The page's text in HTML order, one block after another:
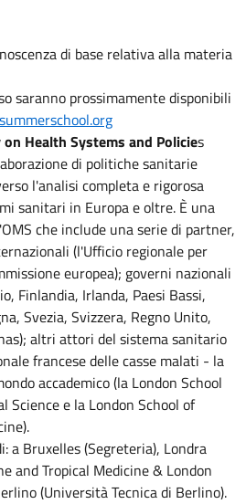
di base relativa alla materia
saranno prossimamente disponibili
on Health Systems and Policies
di politiche sanitarie
l'analisi completa e rigorosa
sanitari in Europa e oltre. È una
che include una serie di partner,
(l'Ufficio regionale per
europea); governi nazionali
Finlandia, Irlanda, Paesi Bassi,
Svezia, Svizzera, Regno Unito,
altri attori del sistema sanitario
francese delle casse malati - la
accademico (la London School
Science e la London School of
a Bruxelles (Segreteria), Londra
and Tropical Medicine & London
(Università Tecnica di Berlino).